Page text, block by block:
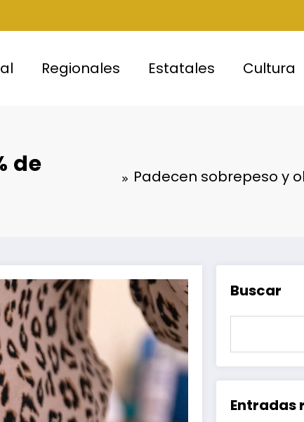
Regionales Estatales Cultura
de
Padecen sobrepeso y
Buscar
Entradas